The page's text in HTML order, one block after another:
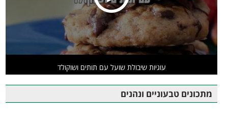
עוגיות שיבולת שועל עם תותים ושוקולד
מתכונים טבעוניים ונהנים